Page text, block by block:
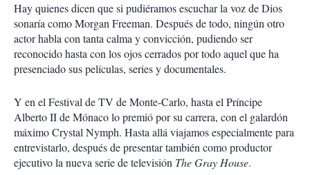
Hay quienes dicen que si pudiéramos escuchar la voz de Dios
sonaría como Morgan Freeman. Después de todo, ningún otro
actor habla con tanta calma y convicción, pudiendo ser
reconocido hasta con los ojos cerrados por todo aquel que ha
presenciado sus películas, series y documentales.
Y en el Festival de TV de Monte-Carlo, hasta el Príncipe
Alberto II de Mónaco lo premió por su carrera, con el galardón
máximo Crystal Nymph. Hasta allá viajamos especialmente para
entrevistarlo, después de presentar también como productor
ejecutivo la nueva serie de televisión The Gray House.